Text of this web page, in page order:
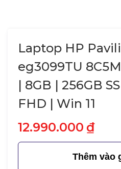
Laptop HP
eg3099TU
| 8GB | 256GB
FHD | Win 11
12.990.000 ₫
Thêm vào